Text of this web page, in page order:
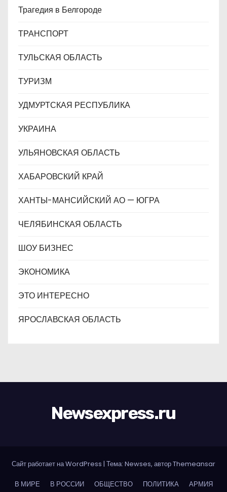
Трагедия в Белгороде
ТРАНСПОРТ
ТУЛЬСКАЯ ОБЛАСТЬ
ТУРИЗМ
УДМУРТСКАЯ РЕСПУБЛИКА
УКРАИНА
УЛЬЯНОВСКАЯ ОБЛАСТЬ
ХАБАРОВСКИЙ КРАЙ
ХАНТЫ-МАНСИЙСКИЙ АО — ЮГРА
ЧЕЛЯБИНСКАЯ ОБЛАСТЬ
ШОУ БИЗНЕС
ЭКОНОМИКА
ЭТО ИНТЕРЕСНО
ЯРОСЛАВСКАЯ ОБЛАСТЬ
Newsexpress.ru
Сайт работает на WordPress | Тема: Newses, авторThemeansar
В МИРЕ В РОССИИ ОБЩЕСТВО ПОЛИТИКА АРМИЯ